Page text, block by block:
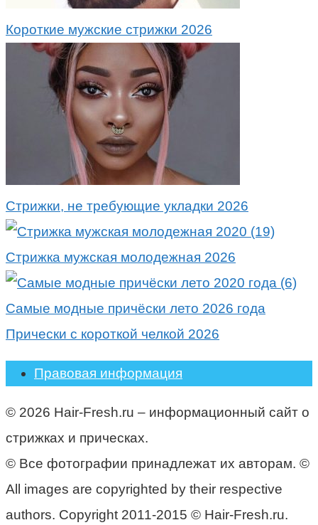
Короткие мужские стрижки 2026
Стрижки, не требующие укладки 2026
Стрижка мужская молодежная 2026
Самые модные причёски лето 2026 года
Прически с короткой челкой 2026
Правовая информация
© 2026 Hair-Fresh.ru – информационный сайт о
стрижках и прическах.
© Все фотографии принадлежат их авторам. ©
All images are copyrighted by their respective
authors. Copyright 2011-2015 © Hair-Fresh.ru.